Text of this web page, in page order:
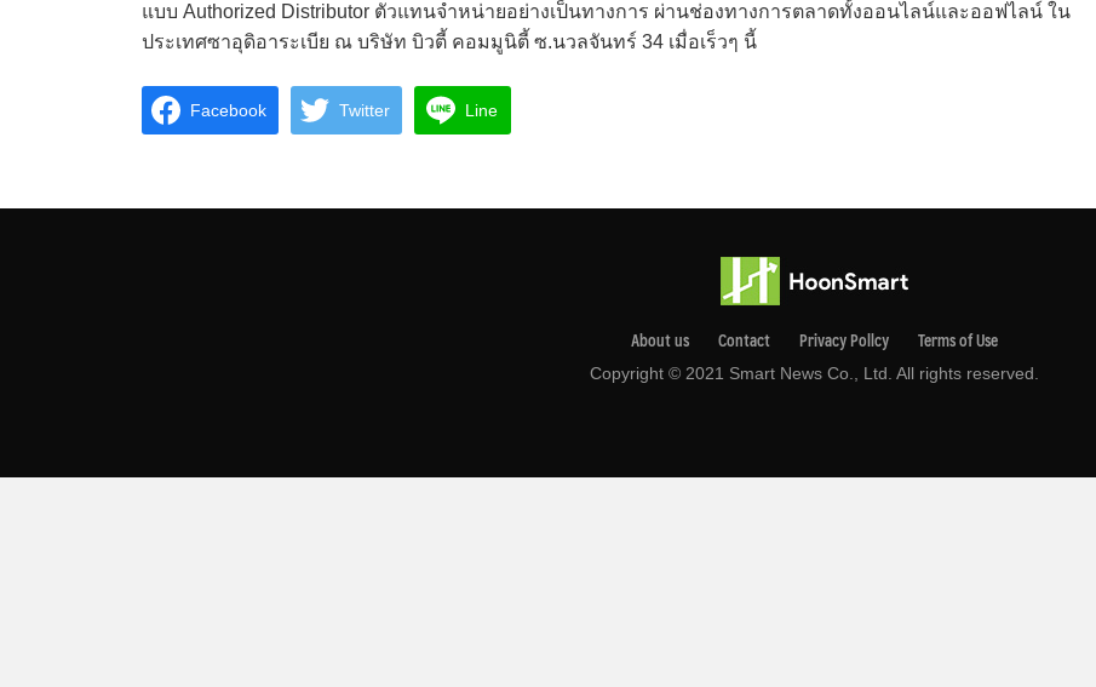
แบบ Authorized Distributor ตัวแทนจำหน่ายอย่างเป็นทางการ ผ่านช่องทางการตลาดทั้งออนไลน์และออฟไลน์ ใน
ประเทศซาอุดิอาระเบีย ณ บริษัท บิวตี้ คอมมูนิตี้ ซ.นวลจันทร์ 34 เมื่อเร็วๆ นี้
Facebook Twitter Line
About us Contact Privacy Pollcy Terms of Use
Copyright © 2021 Smart News Co., Ltd. All rights reserved.